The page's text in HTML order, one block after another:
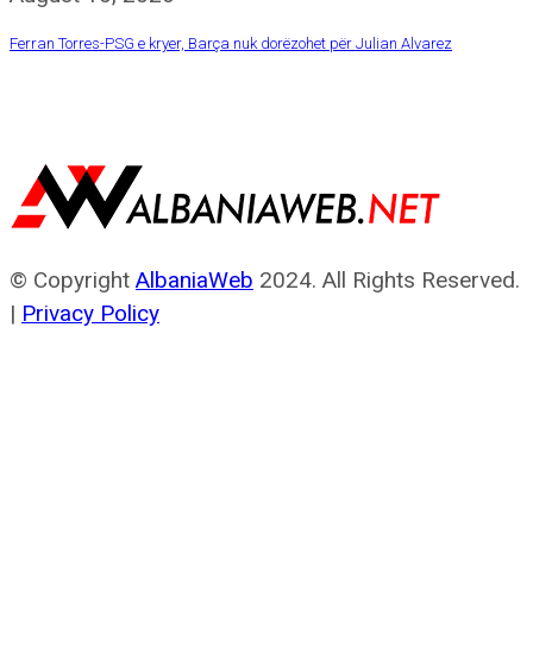
Ferran Torres-PSG e kryer, Barça nuk dorëzohet për Julian Alvarez
© Copyright AlbaniaWeb 2024. All Rights Reserved.
| Privacy Policy